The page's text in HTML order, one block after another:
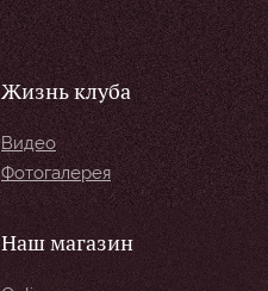
Жизнь клуба
Видео
Фотогалерея
Наш магазин